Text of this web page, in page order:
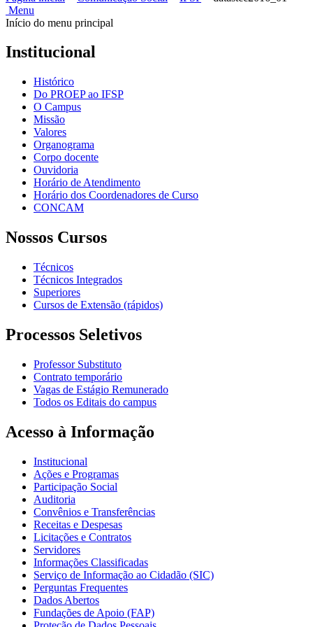
Menu
Início do menu principal
Institucional
Histórico
Do PROEP ao IFSP
O Campus
Missão
Valores
Organograma
Corpo docente
Ouvidoria
Horário de Atendimento
Horário dos Coordenadores de Curso
CONCAM
Nossos Cursos
Técnicos
Técnicos Integrados
Superiores
Cursos de Extensão (rápidos)
Processos Seletivos
Professor Substituto
Contrato temporário
Vagas de Estágio Remunerado
Todos os Editais do campus
Acesso à Informação
Institucional
Ações e Programas
Participação Social
Auditoria
Convênios e Transferências
Receitas e Despesas
Licitações e Contratos
Servidores
Informações Classificadas
Serviço de Informação ao Cidadão (SIC)
Perguntas Frequentes
Dados Abertos
Fundações de Apoio (FAP)